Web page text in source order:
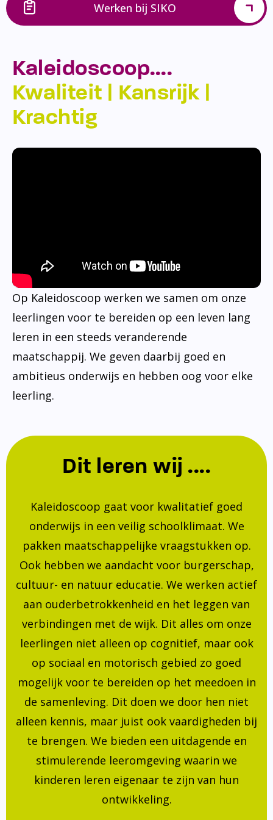
Werken bij SIKO
Kaleidoscoop….
Kwaliteit | Kansrijk |
Krachtig
Op Kaleidoscoop werken we samen om onze
leerlingen voor te bereiden op een leven lang
leren in een steeds veranderende
maatschappij. We geven daarbij goed en
ambitieus onderwijs en hebben oog voor elke
leerling.
Dit leren wij ....
Kaleidoscoop gaat voor kwalitatief goed
onderwijs in een veilig schoolklimaat. We
pakken maatschappelijke vraagstukken op.
Ook hebben we aandacht voor burgerschap,
cultuur- en natuur educatie. We werken actief
aan ouderbetrokkenheid en het leggen van
verbindingen met de wijk. Dit alles om onze
leerlingen niet alleen op cognitief, maar ook
op sociaal en motorisch gebied zo goed
mogelijk voor te bereiden op het meedoen in
de samenleving. Dit doen we door hen niet
alleen kennis, maar juist ook vaardigheden bij
te brengen. We bieden een uitdagende en
stimulerende leeromgeving waarin we
kinderen leren eigenaar te zijn van hun
ontwikkeling.